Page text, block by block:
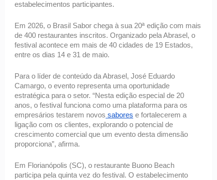
estabelecimentos participantes.
Em 2026, o Brasil Sabor chega à sua 20ª edição com mais
de 400 restaurantes inscritos. Organizado pela Abrasel, o
festival acontece em mais de 40 cidades de 19 Estados,
entre os dias 14 e 31 de maio.
Para o líder de conteúdo da Abrasel, José Eduardo
Camargo, o evento representa uma oportunidade
estratégica para o setor. “Nesta edição especial de 20
anos, o festival funciona como uma plataforma para os
empresários testarem novos sabores e fortalecerem a
ligação com os clientes, explorando o potencial de
crescimento comercial que um evento desta dimensão
proporciona”, afirma.
Em Florianópolis (SC), o restaurante Buono Beach
participa pela quinta vez do festival. O estabelecimento